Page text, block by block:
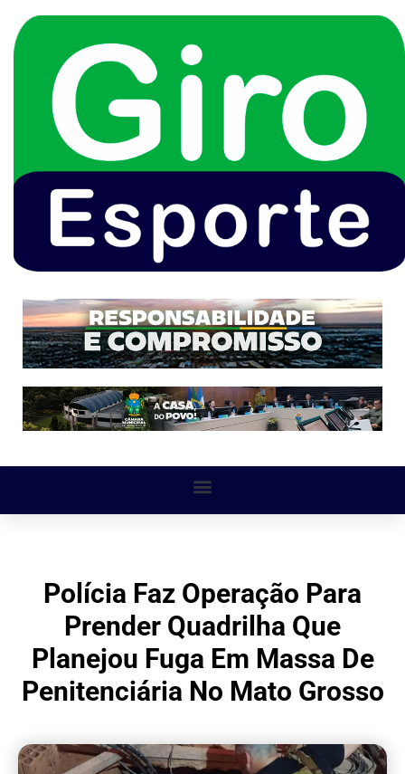
Polícia Faz Operação Para
Prender Quadrilha Que
Planejou Fuga Em Massa De
Penitenciária No Mato Grosso